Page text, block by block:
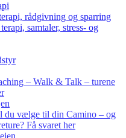
rådgivning og sparring
samtaler, stress- og
– Walk & Talk – turene
du vælge til din Camino – og
Få svaret her